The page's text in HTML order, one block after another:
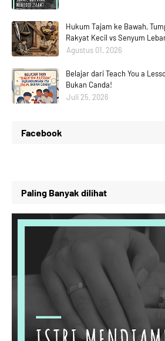
Hukum Tajam ke Bawah,
Rakyat Kecil vs Senyum
Agustus 01, 2026
Belajar dari Teach You a
Bukan Canda!
Juli 25, 2026
Facebook
Paling Banyak dilihat